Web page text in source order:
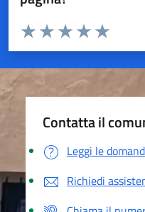
Valuta da 1 a 5 stelle la pagina
Valuta 5
Valuta 4
Valuta 3 stelle su
Valuta 2 stelle su 5
Valuta 1 stelle su 5
Contatta il
Leggi le
Richiedi